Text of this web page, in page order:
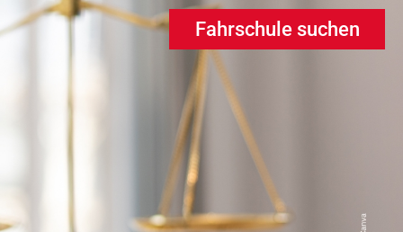
Fahrschule suchen